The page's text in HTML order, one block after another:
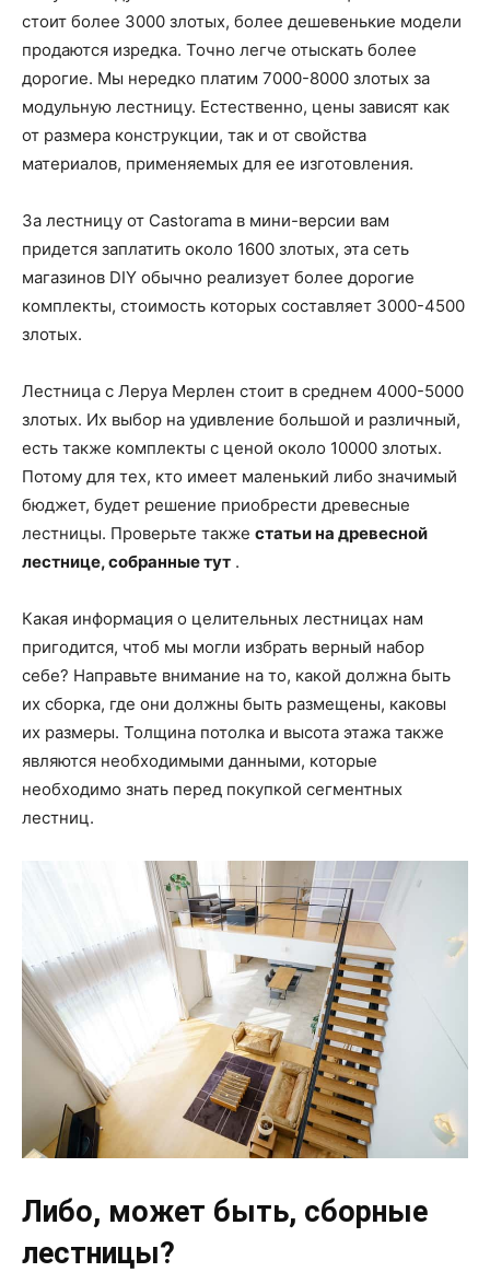
стоит более 3000 злотых, более дешевенькие модели
продаются изредка. Точно легче отыскать более
дорогие. Мы нередко платим 7000-8000 злотых за
модульную лестницу. Естественно, цены зависят как
от размера конструкции, так и от свойства
материалов, применяемых для ее изготовления.
За лестницу от Castorama в мини-версии вам
придется заплатить около 1600 злотых, эта сеть
магазинов DIY обычно реализует более дорогие
комплекты, стоимость которых составляет 3000-4500
злотых.
Лестница с Леруа Мерлен стоит в среднем 4000-5000
злотых. Их выбор на удивление большой и различный,
есть также комплекты с ценой около 10000 злотых.
Потому для тех, кто имеет маленький либо значимый
бюджет, будет решение приобрести древесные
лестницы. Проверьте также статьи на древесной
лестнице, собранные тут .
Какая информация о целительных лестницах нам
пригодится, чтоб мы могли избрать верный набор
себе? Направьте внимание на то, какой должна быть
их сборка, где они должны быть размещены, каковы
их размеры. Толщина потолка и высота этажа также
являются необходимыми данными, которые
необходимо знать перед покупкой сегментных
лестниц.
Либо, может быть, сборные
лестницы?